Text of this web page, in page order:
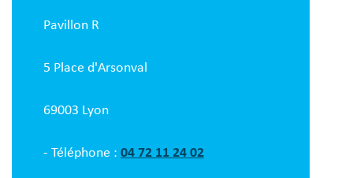
Pavillon R
5 Place d'Arsonval
69003 Lyon
- Téléphone : 04 72 11 24 02